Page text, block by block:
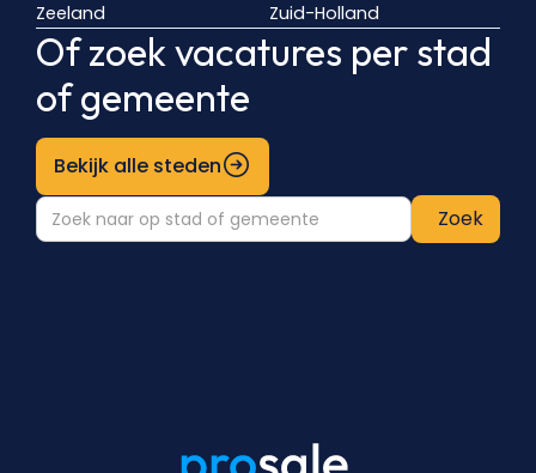
Zeeland
Zuid-Holland
Of zoek vacatures per stad
of gemeente
Bekijk alle steden